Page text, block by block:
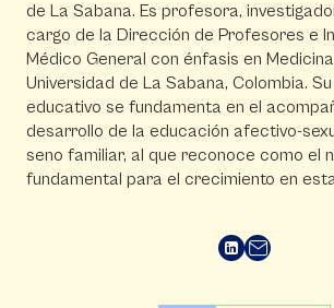
de La Sabana. Es profesora,
cargo de la Dirección de Profesores e
Médico General con énfasis en
Universidad de La Sabana, Colombia.
educativo se fundamenta en el
desarrollo de la educación afectivo-
seno familiar, al que reconoce como el
fundamental para el crecimiento en